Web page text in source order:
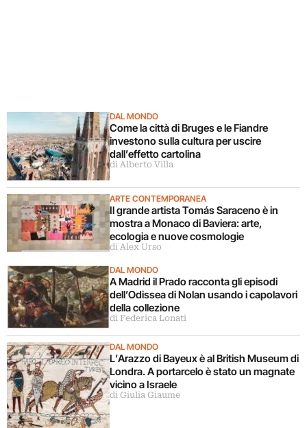
DAL MONDO
Come la città di Bruges e le Fiandre
investono sulla cultura per uscire
dall’effetto cartolina
di Alberto Villa
ARTE CONTEMPORANEA
Il grande artista Tomás Saraceno è in
mostra a Monaco di Baviera: arte,
ecologia e nuove cosmologie
di Alex Urso
DAL MONDO
A Madrid il Prado racconta gli episodi
dell’Odissea di Nolan usando i capolavori
della collezione
di Federica Lonati
DAL MONDO
L’Arazzo di Bayeux è al British Museum di
Londra. A portarcelo è stato un magnate
vicino a Israele
di Giulia Giaume